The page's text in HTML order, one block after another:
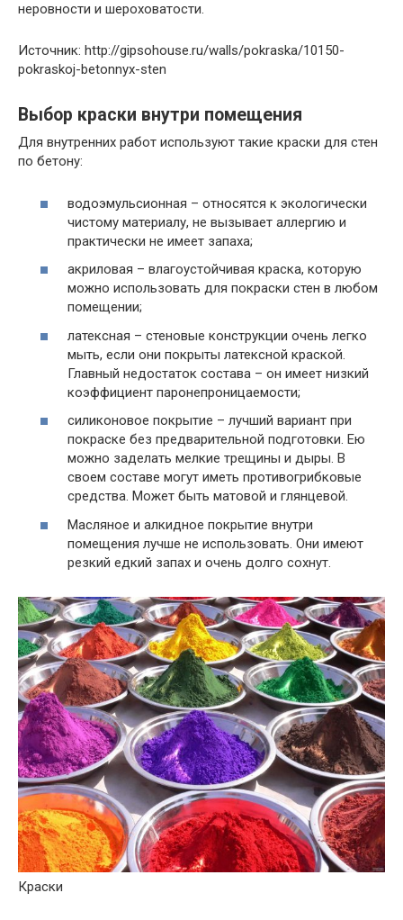
неровности и шероховатости.
Источник: http://gipsohouse.ru/walls/pokraska/10150-
pokraskoj-betonnyx-sten
Выбор краски внутри помещения
Для внутренних работ используют такие краски для стен
по бетону:
водоэмульсионная – относятся к экологически
чистому материалу, не вызывает аллергию и
практически не имеет запаха;
акриловая – влагоустойчивая краска, которую
можно использовать для покраски стен в любом
помещении;
латексная – стеновые конструкции очень легко
мыть, если они покрыты латексной краской.
Главный недостаток состава – он имеет низкий
коэффициент паронепроницаемости;
силиконовое покрытие – лучший вариант при
покраске без предварительной подготовки. Ею
можно заделать мелкие трещины и дыры. В
своем составе могут иметь противогрибковые
средства. Может быть матовой и глянцевой.
Масляное и алкидное покрытие внутри
помещения лучше не использовать. Они имеют
резкий едкий запах и очень долго сохнут.
Краски